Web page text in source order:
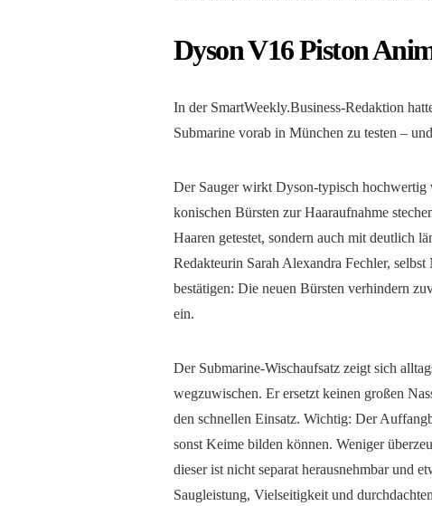
Dyson V16 Piston
In der SmartWeekly.Business-Redaktion
Submarine vorab in München zu testen –
Der Sauger wirkt Dyson-typisch hochwertig
konischen Bürsten zur Haaraufnahme
Haaren getestet, sondern auch mit deutlich
Redakteurin Sarah Alexandra Fechler,
bestätigen: Die neuen Bürsten verhindern
ein.
Der Submarine-Wischaufsatz zeigt sich
wegzuwischen. Er ersetzt keinen großen
den schnellen Einsatz. Wichtig: Der
sonst Keime bilden können. Weniger
dieser ist nicht separat herausnehmbar und
Saugleistung, Vielseitigkeit und